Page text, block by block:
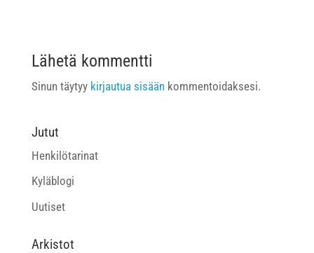
Lähetä kommentti
Sinun täytyy kirjautua sisäänkommentoidaksesi.
Jutut
Henkilötarinat
Kyläblogi
Uutiset
Arkistot